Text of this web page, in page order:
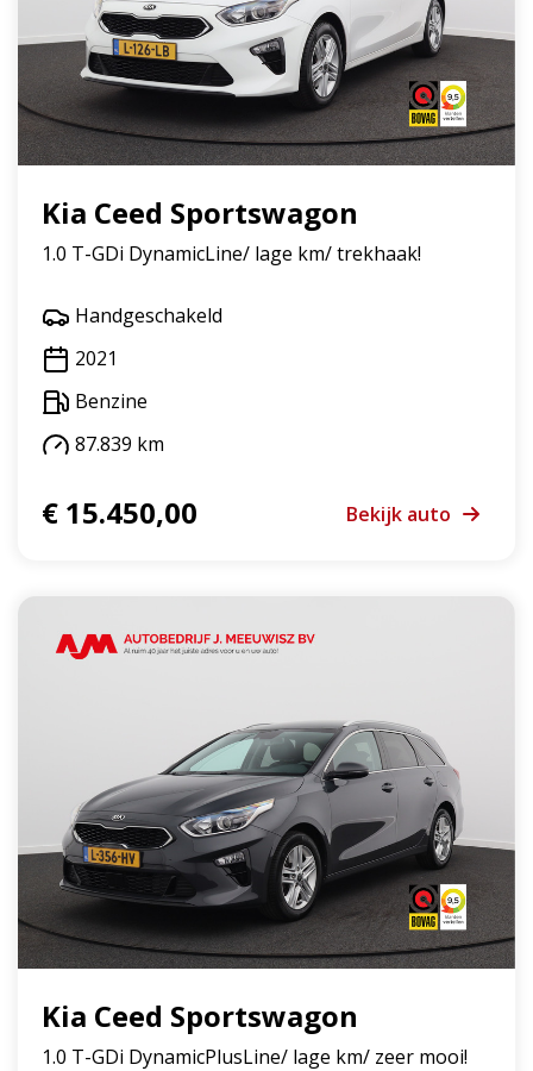
Kia Ceed Sportswagon
1.0 T-GDi DynamicLine/ lage km/ trekhaak!
Handgeschakeld
2021
Benzine
87.839 km
€ 15.450,00 Bekijk auto
Kia Ceed Sportswagon
1.0 T-GDi DynamicPlusLine/ lage km/ zeer mooi!